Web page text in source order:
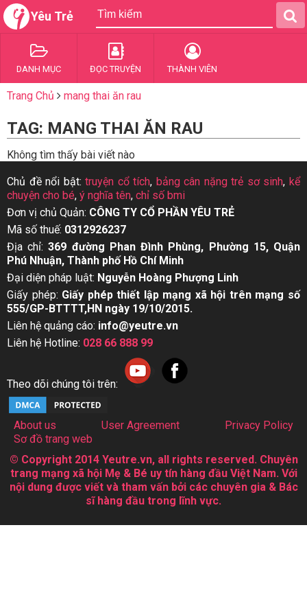
Yêu Trẻ
DANH MỤC ĐỌC TRUYỆN THÀNH VIÊN
Trang Chủ mang thai ăn rau
TAG: MANG THAI ĂN RAU
Không tìm thấy bài viết nào
Chủ đề nổi bật:truyện cổ tích, bảng cân nặng trẻ sơ sinh,kể
chuyện cho bé, ý nghĩa tên, chỉ số bmi
Đơn vị chủ Quản: CÔNG TY CỔ PHẦN YÊU TRẺ
Mã số thuế: 0312926237
Địa chỉ:369 đường Phan Đình Phùng, Phường 15, Quận
Phú Nhuận, Thành phố Hồ Chí Minh
Đại diện pháp luật: Nguyễn Hoàng Phượng Linh
Giấy phép: Giấy phép thiết lập mạng xã hội trên mạng số
555/GP-BTTTT,HN ngày 19/10/2015.
Liên hệ quảng cáo: info@yeutre.vn
Liên hệ Hotline: 028 66 888 99
Theo dõi chúng tôi trên:
About us User Agreement
Privacy Policy
Sơ đồ trang web
© Copyright 2014 Yeutre.vn, all rights reserved. Chuyên
trang mạng xã hội Mẹ & Bé uy tín hàng đầu Việt Nam. Với
nội dung được viết và tham vấn bởi các chuyên gia & Bác
sĩ hàng đầu trong lĩnh vực.